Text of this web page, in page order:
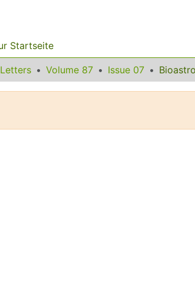
Startseite
Volume 87 Issue 07